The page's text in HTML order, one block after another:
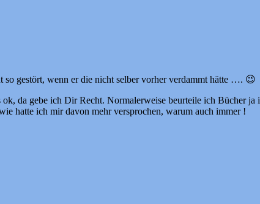
gestört, wenn er die nicht selber vorher verdammt hätte …. 😉
da gebe ich Dir Recht. Normalerweise beurteile ich Bücher
hatte ich mir davon mehr versprochen, warum auch immer !